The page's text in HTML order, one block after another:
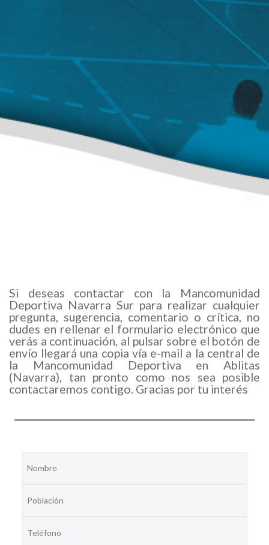
Si deseas contactar con la Mancomunidad
Deportiva Navarra Sur para realizar cualquier
pregunta, sugerencia, comentario o crítica, no
dudes en rellenar el formulario electrónico que
verás a continuación, al pulsar sobre el botón de
envío llegará una copia vía e-mail a la central de
la Mancomunidad Deportiva en Ablitas
(Navarra), tan pronto como nos sea posible
contactaremos contigo. Gracias por tu interés